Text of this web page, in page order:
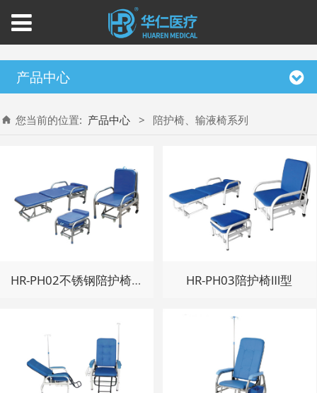
产品中心
您当前的位置: 产品中心 > 陪护椅、输液椅系列
HR-PH02不锈钢陪护椅Ⅱ型 HR-PH03陪护椅Ⅲ型